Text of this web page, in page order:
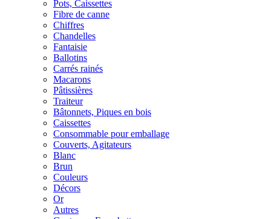
Pots, Caissettes
Fibre de canne
Chiffres
Chandelles
Fantaisie
Ballotins
Carrés rainés
Macarons
Pâtissières
Traiteur
Bâtonnets, Piques en bois
Caissettes
Consommable pour emballage
Couverts, Agitateurs
Blanc
Brun
Couleurs
Décors
Or
Autres